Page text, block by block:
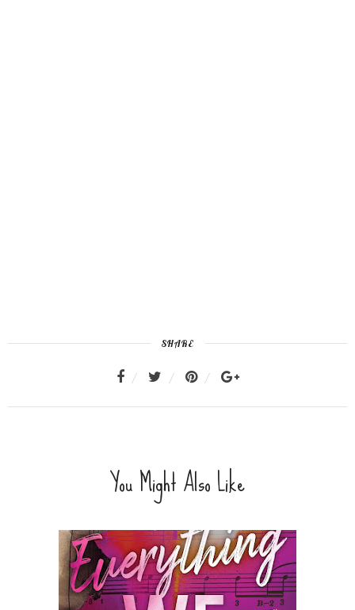
SHARE
You Might Also Like